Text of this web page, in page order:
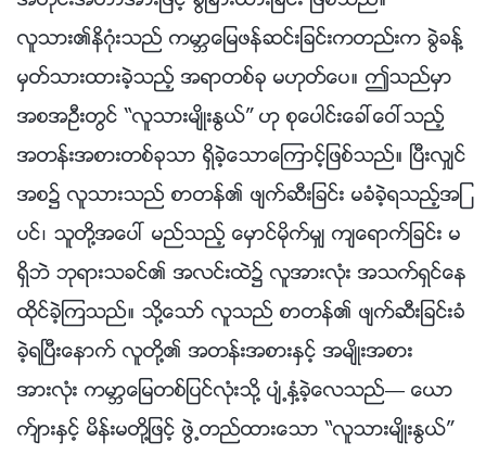
လူသား၏နိဂုံးသည္ ကမာၻေျမဖန္ဆင္းျခင္းကတည္းက ခြဲခန႔္
မွတ္သားထားခဲ့သည့္ အရာတစ္ခု မဟုတ္ေပ။ ဤသည္မွာ
အစအဦးတြင္ “လူသားမ်ိဳးႏြယ္” ဟု စုေပါင္းေခၚေဝၚသည့္
အတန္းအစားတစ္ခုသာ ရွိခဲ့ေသာေၾကာင့္ျဖစ္သည္။ ၿပီးလွ်င္
အစ၌ လူသားသည္ စာတန္၏ ဖ်က္ဆီးျခင္း မခံခဲ့ရသည့္အျ
ပင္၊ သူတို႔အေပၚ မည္သည့္ ေမွာင္မိုက္မွ် က်ေရာက္ျခင္း မ
ရွိဘဲ ဘုရားသခင္၏ အလင္းထဲ၌ လူအားလုံး အသက္ရွင္ေန
ထိုင္ခဲ့ၾကသည္။ သို႔ေသာ္ လူသည္ စာတန္၏ ဖ်က္ဆီးျခင္းခံ
ခဲ့ရၿပီးေနာက္ လူတို႔၏ အတန္းအစားႏွင့္ အမ်ိဳးအစား
အားလုံး ကမာၻေျမတစ္ျပင္လုံးသို႔ ပ်ံ႕ႏွံ႔ခဲ့ေလသည္— ေယာ
က္်ားႏွင့္ မိန္းမတို႔ျဖင့္ ဖြဲ႕တည္ထားေသာ “လူသားမ်ိဳးႏြယ္”